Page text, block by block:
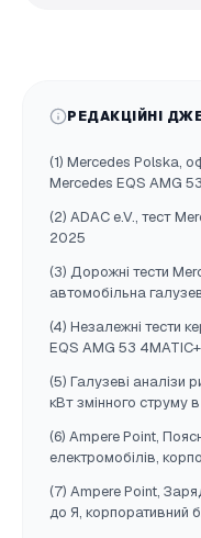
РЕДАКЦІЙНІ
(1) Mercedes Polska,
Mercedes EQS AMG
(2) ADAC e.V., тест
2025
(3) Дорожні тести
автомобільна
(4) Незалежні тести
EQS AMG 53 4MATIC+
(5) Галузеві аналізи
кВт змінного струму в
(6) Ampere Point,
електромобілів,
(7) Ampere Point,
до Я, корпоративний